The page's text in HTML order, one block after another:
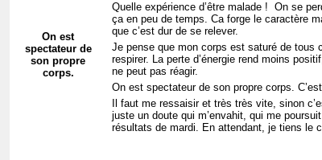
On est
spectateur de
son propre
corps.
Quelle expérience d’être malade ! On se
ça en peu de temps. Ca forge le caractère
que c’est dur de se relever.
Je pense que mon corps est saturé de tous
respirer. La perte d’énergie rend moins
ne peut pas réagir.
On est spectateur de son propre corps.
Il faut me ressaisir et très très vite, sinon
juste un doute qui m’envahit, qui me
résultats de mardi. En attendant, je tiens le